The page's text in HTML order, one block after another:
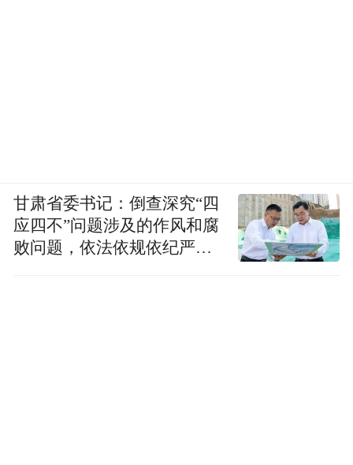
甘肃省委书记：倒查深究“四
应四不”问题涉及的作风和腐
败问题，依法依规依纪严肃